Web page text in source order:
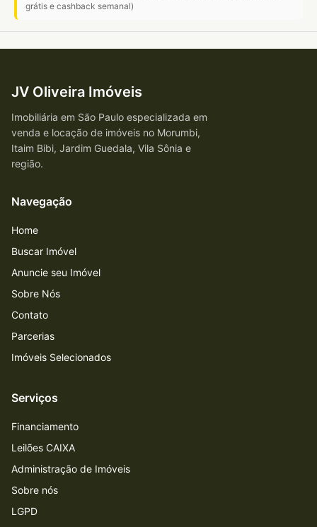
grátis e cashback semanal)
JV Oliveira Imóveis
Imobiliária em São Paulo especializada em
venda e locação de imóveis no Morumbi,
Itaim Bibi, Jardim Guedala, Vila Sônia e
região.
Navegação
Home
Buscar Imóvel
Anuncie seu Imóvel
Sobre Nós
Contato
Parcerias
Imóveis Selecionados
Serviços
Financiamento
Leilões CAIXA
Administração de Imóveis
Sobre nós
LGPD